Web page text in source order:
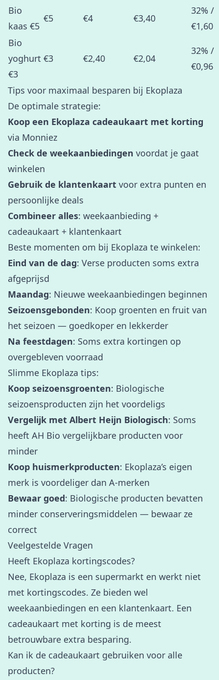
Bio
kaas €5
€5 €4 €3,40
32% /
€1,60
Bio
yoghurt
€3
€3 €2,40 €2,04
32% /
€0,96
Tips voor maximaal besparen bij Ekoplaza
De optimale strategie:
Koop een Ekoplaza cadeaukaart met korting
via Monniez
Check de weekaanbiedingen voordat je gaat
winkelen
Gebruik de klantenkaart voor extra punten en
persoonlijke deals
Combineer alles: weekaanbieding +
cadeaukaart + klantenkaart
Beste momenten om bij Ekoplaza te winkelen:
Eind van de dag: Verse producten soms extra
afgeprijsd
Maandag: Nieuwe weekaanbiedingen beginnen
Seizoensgebonden: Koop groenten en fruit van
het seizoen — goedkoper en lekkerder
Na feestdagen: Soms extra kortingen op
overgebleven voorraad
Slimme Ekoplaza tips:
Koop seizoensgroenten: Biologische
seizoensproducten zijn het voordeligs
Vergelijk met Albert Heijn Biologisch: Soms
heeft AH Bio vergelijkbare producten voor
minder
Koop huismerkproducten: Ekoplaza’s eigen
merk is voordeliger dan A-merken
Bewaar goed: Biologische producten bevatten
minder conserveringsmiddelen — bewaar ze
correct
Veelgestelde Vragen
Heeft Ekoplaza kortingscodes?
Nee, Ekoplaza is een supermarkt en werkt niet
met kortingscodes. Ze bieden wel
weekaanbiedingen en een klantenkaart. Een
cadeaukaart met korting is de meest
betrouwbare extra besparing.
Kan ik de cadeaukaart gebruiken voor alle
producten?